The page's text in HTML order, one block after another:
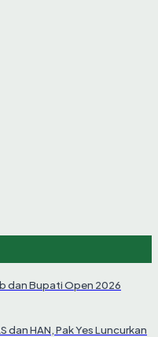
dan Bupati Open 2026
dan HAN, Pak Yes Luncurkan